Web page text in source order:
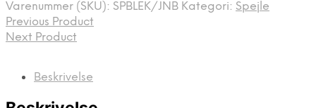
Varenummer (SKU): SPBLEK/JNB Kategori: Spejle
Previous Product
Next Product
Beskrivelse